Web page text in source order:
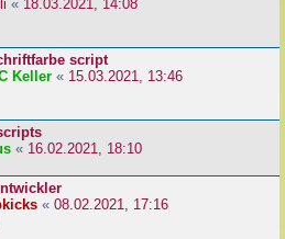
« 18.03.2021, 14:08
script
Keller « 15.03.2021, 13:46
« 16.02.2021, 18:10
« 08.02.2021, 17:16